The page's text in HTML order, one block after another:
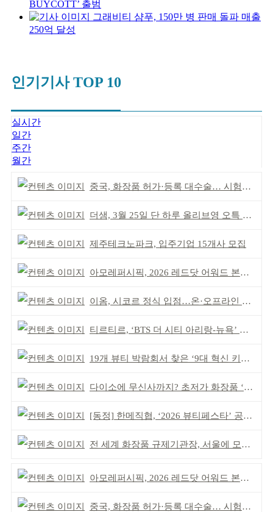
BUYCOTT’ 출범
그래비티 샴푸, 150만 병 판매 돌파 매출
250억 달성
인기기사 TOP 10
실시간
일간
주간
월간
중국, 화장품 허가·등록 대수술… 시험자료 공용 허용
더샘, 3월 25일 단 하루 올리브영 오특 참여
제주테크노파크, 입주기업 15개사 모집
아모레퍼시픽, 2026 레드닷 어워드 본상 2개 수상
이옴, 시코르 정식 입점…온·오프라인 유통망 확대
티르티르, ‘BTS 더 시티 아리랑-뉴욕’ 참여
19개 뷰티 박람회서 찾은 ‘9대 혁신 키워드’
다이소에 무신사까지? 초저가 화장품 ‘전성시대’
[동정] 한메직협, ‘2026 뷰티페스타’ 공동 주최
전 세계 화장품 규제기관장, 서울에 모인다
아모레퍼시픽, 2026 레드닷 어워드 본상 2개 수상
중국, 화장품 허가·등록 대수술… 시험자료 공용 허용